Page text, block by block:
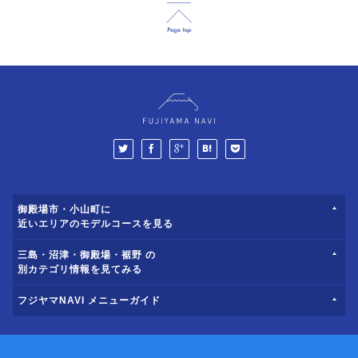
御殿場市・小山町に
近いエリアのモデルコースを見る
三島・沼津・御殿場・裾野 の
別カテゴリ情報を見てみる
フジヤマNAVI メニューガイド